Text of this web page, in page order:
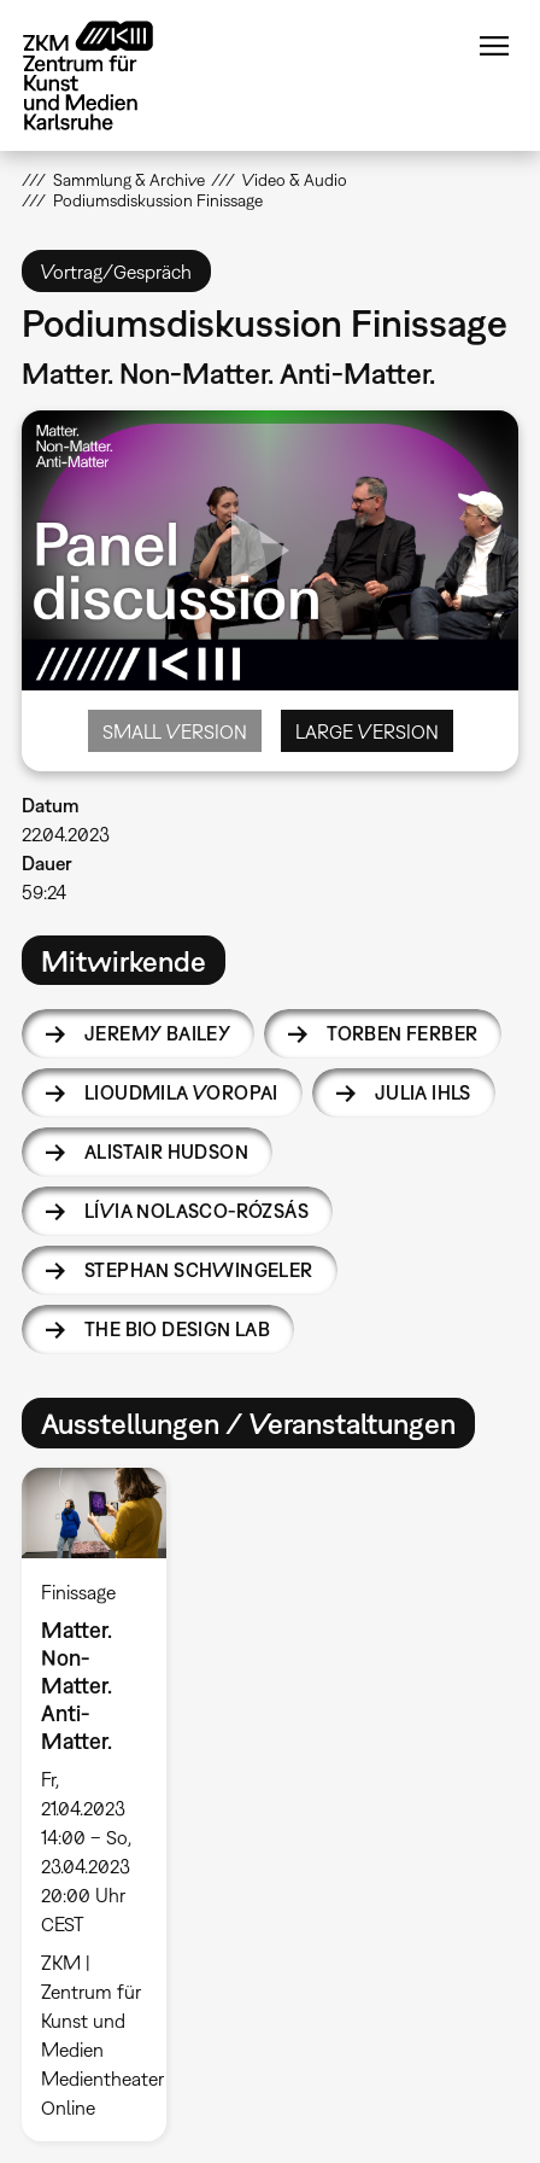
zum
Inhalt
Sammlung & Archive
Video & Audio
Podiumsdiskussion Finissage
Vortrag/Gespräch
Podiumsdiskussion Finissage
Matter. Non-Matter. Anti-Matter.
SMALL VERSION LARGE VERSION
Datum
22.04.2023
Dauer
59:24
Mitwirkende
JEREMY BAILEY TORBEN FERBER
LIOUDMILA VOROPAI JULIA IHLS
ALISTAIR HUDSON
LÍVIA NOLASCO-RÓZSÁS
STEPHAN SCHWINGELER
THE BIO DESIGN LAB
Ausstellungen / Veranstaltungen
Finissage
Matter.
Non-
Matter.
Anti-
Matter.
Fr,
21.04.2023
14:00 – So,
23.04.2023
20:00 Uhr
CEST
ZKM |
Zentrum für
Kunst und
Medien
Medientheater
Online